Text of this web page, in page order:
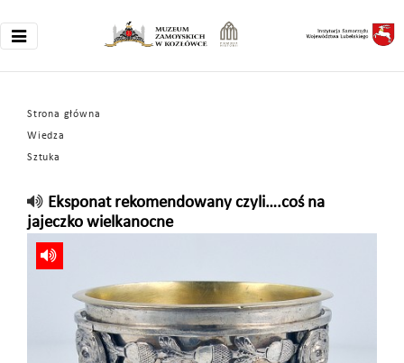
Strona główna
Wiedza
Sztuka
Eksponat rekomendowany czyli….coś na
jajeczko wielkanocne